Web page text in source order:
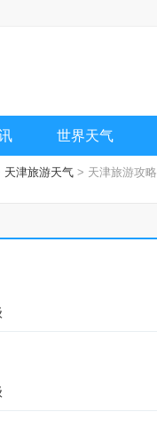
世界天气
天津旅游天气 > 天津旅游攻略